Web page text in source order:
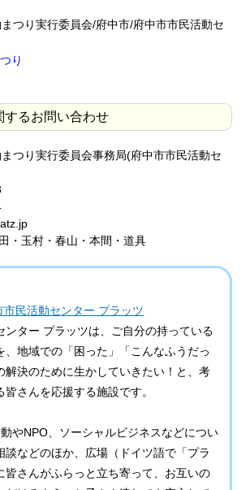
つり実行委員会/府中市/府中市市民活動セ
り
するお問い合わせ
つり実行委員会事務局(府中市市民活動セ
・玉村・春山・本間・道具
市民活動センター プラッツ
ンター プラッツは、ご自分の持っている
、地域での「困った」「こんなふうだっ
解決のために生かしていきたい！と、考
皆さんを応援する施設です。
やNPO、ソーシャルビジネスなどについ
談などのほか、広場（ドイツ語で「プラ
皆さんがふらっと立ち寄って、お互いの